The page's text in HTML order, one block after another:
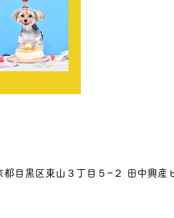
目黒区東山３丁目５−２ 田中興産